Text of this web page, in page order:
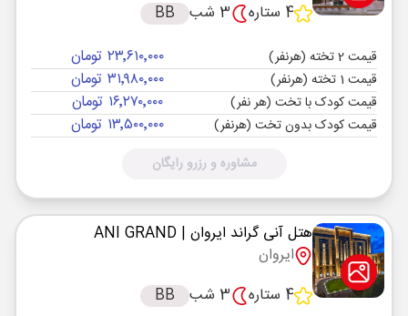
4 ستاره
3 شب BB
قیمت 2 تخته (هرنفر) ۲۳٬۶۱۰٬۰۰۰ تومان
قیمت 1 تخته (هرنفر) ۳۱٬۹۸۰٬۰۰۰ تومان
قیمت کودک با تخت (هر نفر) ۱۶٬۲۷۰٬۰۰۰ تومان
قیمت کودک بدون تخت (هرنفر) ۱۳٬۵۰۰٬۰۰۰ تومان
مشاوره و رزرو رایگان
هتل آنی گراند ایروان | ANI GRAND
ایروان
4 ستاره
3 شب BB